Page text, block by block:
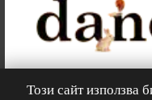
Този сайт използва